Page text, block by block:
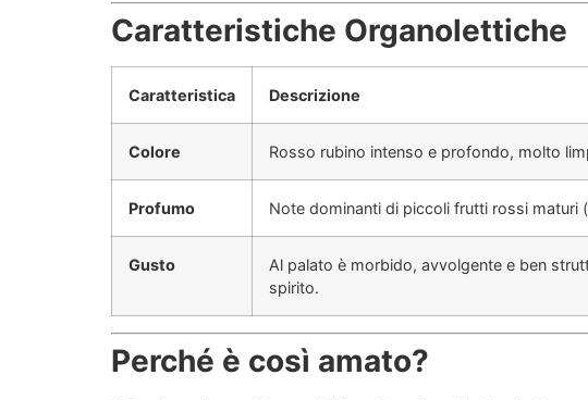
Caratteristiche Organolettiche
Caratteristica Descrizione
Colore Rosso rubino intenso e profondo, molto
Profumo Note dominanti di piccoli frutti rossi maturi
Gusto
Al palato è morbido, avvolgente e ben
spirito.
Perché è così amato?